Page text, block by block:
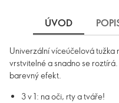
ÚVOD
Univerzální víceúčelová tužka
vrstvitelné a snadno se
barevný efekt.
3 v 1: na oči, rty a tváře!